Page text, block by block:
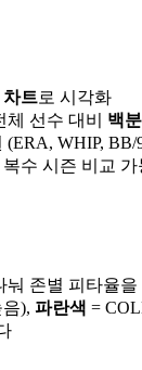
차트로 시각화
선수 대비 백
(ERA, WHIP,
수 시즌 비교 가
눠 존별 피타율을
), 파란색 =